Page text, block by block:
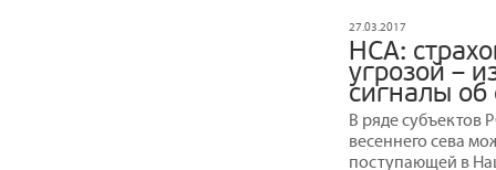
27.03.2017
НСА:
угрозой –
сигналы об
В ряде субъектов
весеннего сева
поступающей в